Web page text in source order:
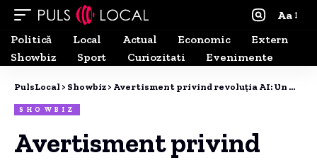
Aa
Politică
Local Actual Economic
Extern
Showbiz
Sport Curiozitati Evenimente
PulsLocal > Showbiz > Avertisment privind revoluția AI: Un miliard de persoane trebuie să se recalifice în termen de 5 ani.
SHOWBIZ
Avertisment privind